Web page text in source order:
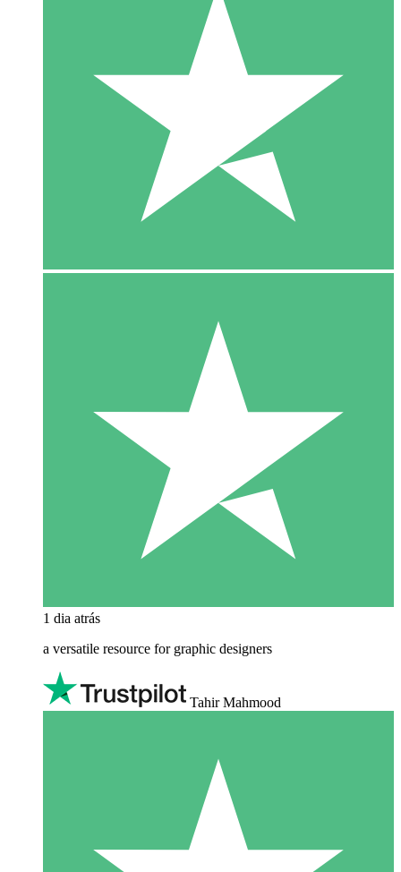
1 dia atrás
a versatile resource for graphic designers
Tahir Mahmood